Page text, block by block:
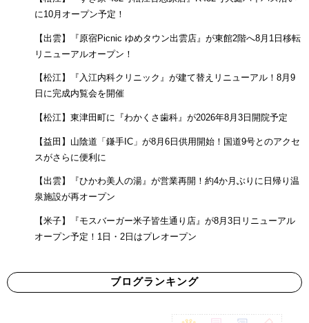
に10月オープン予定！
【出雲】『原宿Picnic ゆめタウン出雲店』が東館2階へ8月1日移転
リニューアルオープン！
【松江】『入江内科クリニック』が建て替えリニューアル！8月9
日に完成内覧会を開催
【松江】東津田町に『わかくさ歯科』が2026年8月3日開院予定
【益田】山陰道「鎌手IC」が8月6日供用開始！国道9号とのアクセ
スがさらに便利に
【出雲】『ひかわ美人の湯』が営業再開！約4か月ぶりに日帰り温
泉施設が再オープン
【米子】『モスバーガー米子皆生通り店』が8月3日リニューアル
オープン予定！1日・2日はプレオープン
ブログランキング